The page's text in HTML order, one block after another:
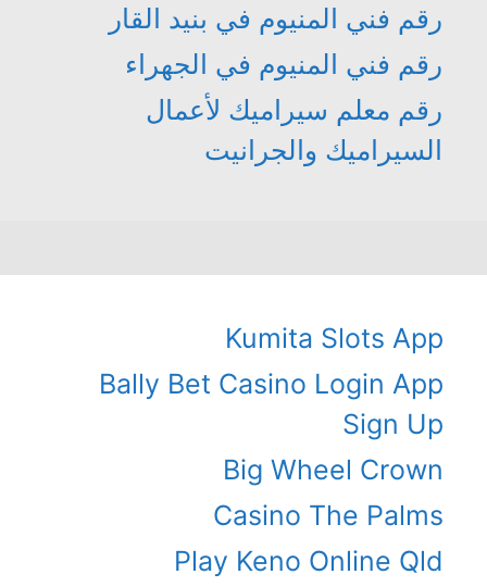
رقم فني المنيوم في بنيد القار
رقم فني المنيوم في الجهراء
رقم معلم سيراميك لأعمال
السيراميك والجرانيت
Kumita Slots App
Bally Bet Casino Login App
Sign Up
Big Wheel Crown
Casino The Palms
Play Keno Online Qld